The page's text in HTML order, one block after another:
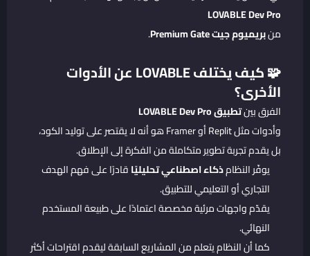
LOVABLE Dev Pro
منبريميوم جيت Premium Gate .
🧩 كيف يختلف LOVABLE عن الأدوات
الأخرى؟
الفرق بينتطبيق LOVABLE Dev Pro
وأدوات مثل Replit أو Framer هو أنه لا يقتصر على توليد الكود،
بل يقدم تجربة تطوير متكاملة من الفكرة إلى الإطلاق.
يوفّر النظامذكاء اصطناعي تحليليًاقادرًا على فهم الهدف
التجاري أو التعليمي للتطبيق.
يقدّم واجهات مرئية مخصصة اعتمادًا على طبيعة المستخدم
النهائي.
كما أن النظام يتعلم من المشاريع السابقة ليقدم اقتراحات أكثر